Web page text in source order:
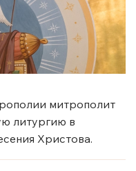
митрополит
литургию в
Христова.